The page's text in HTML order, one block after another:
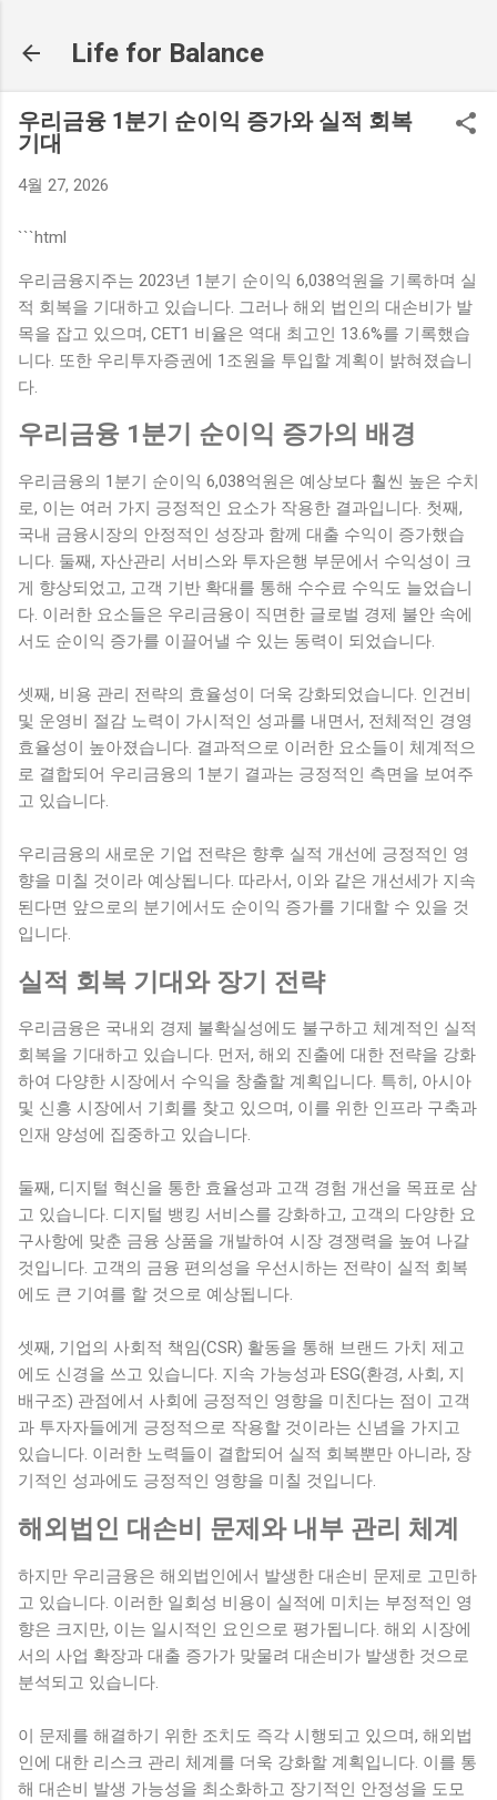
Life for Balance
우리금융 1분기 순이익 증가와 실적 회복
기대
4월 27, 2026
```html
우리금융지주는 2023년 1분기 순이익 6,038억원을 기록하며 실
적 회복을 기대하고 있습니다. 그러나 해외 법인의 대손비가 발
목을 잡고 있으며, CET1 비율은 역대 최고인 13.6%를 기록했습
니다. 또한 우리투자증권에 1조원을 투입할 계획이 밝혀졌습니
다.
우리금융 1분기 순이익 증가의 배경
우리금융의 1분기 순이익 6,038억원은 예상보다 훨씬 높은 수치
로, 이는 여러 가지 긍정적인 요소가 작용한 결과입니다. 첫째,
국내 금융시장의 안정적인 성장과 함께 대출 수익이 증가했습
니다. 둘째, 자산관리 서비스와 투자은행 부문에서 수익성이 크
게 향상되었고, 고객 기반 확대를 통해 수수료 수익도 늘었습니
다. 이러한 요소들은 우리금융이 직면한 글로벌 경제 불안 속에
서도 순이익 증가를 이끌어낼 수 있는 동력이 되었습니다.
셋째, 비용 관리 전략의 효율성이 더욱 강화되었습니다. 인건비
및 운영비 절감 노력이 가시적인 성과를 내면서, 전체적인 경영
효율성이 높아졌습니다. 결과적으로 이러한 요소들이 체계적으
로 결합되어 우리금융의 1분기 결과는 긍정적인 측면을 보여주
고 있습니다.
우리금융의 새로운 기업 전략은 향후 실적 개선에 긍정적인 영
향을 미칠 것이라 예상됩니다. 따라서, 이와 같은 개선세가 지속
된다면 앞으로의 분기에서도 순이익 증가를 기대할 수 있을 것
입니다.
실적 회복 기대와 장기 전략
우리금융은 국내외 경제 불확실성에도 불구하고 체계적인 실적
회복을 기대하고 있습니다. 먼저, 해외 진출에 대한 전략을 강화
하여 다양한 시장에서 수익을 창출할 계획입니다. 특히, 아시아
및 신흥 시장에서 기회를 찾고 있으며, 이를 위한 인프라 구축과
인재 양성에 집중하고 있습니다.
둘째, 디지털 혁신을 통한 효율성과 고객 경험 개선을 목표로 삼
고 있습니다. 디지털 뱅킹 서비스를 강화하고, 고객의 다양한 요
구사항에 맞춘 금융 상품을 개발하여 시장 경쟁력을 높여 나갈
것입니다. 고객의 금융 편의성을 우선시하는 전략이 실적 회복
에도 큰 기여를 할 것으로 예상됩니다.
셋째, 기업의 사회적 책임(CSR) 활동을 통해 브랜드 가치 제고
에도 신경을 쓰고 있습니다. 지속 가능성과 ESG(환경, 사회, 지
배구조) 관점에서 사회에 긍정적인 영향을 미친다는 점이 고객
과 투자자들에게 긍정적으로 작용할 것이라는 신념을 가지고
있습니다. 이러한 노력들이 결합되어 실적 회복뿐만 아니라, 장
기적인 성과에도 긍정적인 영향을 미칠 것입니다.
해외법인 대손비 문제와 내부 관리 체계
하지만 우리금융은 해외법인에서 발생한 대손비 문제로 고민하
고 있습니다. 이러한 일회성 비용이 실적에 미치는 부정적인 영
향은 크지만, 이는 일시적인 요인으로 평가됩니다. 해외 시장에
서의 사업 확장과 대출 증가가 맞물려 대손비가 발생한 것으로
분석되고 있습니다.
이 문제를 해결하기 위한 조치도 즉각 시행되고 있으며, 해외법
인에 대한 리스크 관리 체계를 더욱 강화할 계획입니다. 이를 통
해 대손비 발생 가능성을 최소화하고 장기적인 안정성을 도모